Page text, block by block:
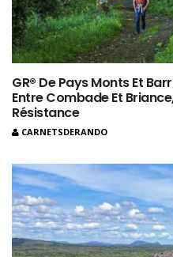
GR® De Pays Monts Et
Entre Combade Et
Résistance
CARNETSDERANDO